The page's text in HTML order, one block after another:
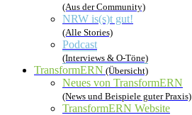
(Aus der Community)
NRW is(s)t gut!
(Alle Stories)
Podcast
(Interviews & O-Töne)
TransformERN (Übersicht)
Neues von TransformERN
(News und Beispiele guter Praxis)
TransformERN Website